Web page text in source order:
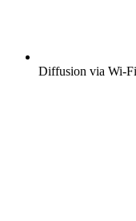
Diffusion via Wi-